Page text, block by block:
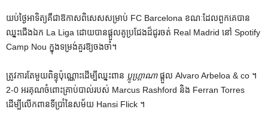
យប់ថ្ងៃអាទិត្យគឺជាឱកាសពិសេសសម្រាប់ FC Barcelona ខណៈដែលពួកគេបាន
ឈ្នះជើងឯក La Liga ដោយបានផ្តួលគូប្រជែងដ៏ជូរចត់ Real Madrid នៅ Spotify
Camp Nou ក្នុងទម្រង់គួរឱ្យចងចាំ។
ត្រូវការ​តែ​មួយ​ពិន្ទុ​ប៉ុណ្ណោះ​ដើម្បី​ឈ្នះ​ពាន​ ប្លូហ្គ្រាណាផ្តួល Alvaro Arbeloa & co ។
2-0 អរគុណចំពោះគ្រាប់បាល់របស់ Marcus Rashford និង Ferran Torres
ដើម្បីលើកពានទីប្រាំនៃសម័យ Hansi Flick ។